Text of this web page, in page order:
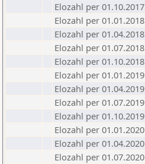
Elozahl per 01.10.2017
Elozahl per 01.01.2018
Elozahl per 01.04.2018
Elozahl per 01.07.2018
Elozahl per 01.10.2018
Elozahl per 01.01.2019
Elozahl per 01.04.2019
Elozahl per 01.07.2019
Elozahl per 01.10.2019
Elozahl per 01.01.2020
Elozahl per 01.04.2020
Elozahl per 01.07.2020